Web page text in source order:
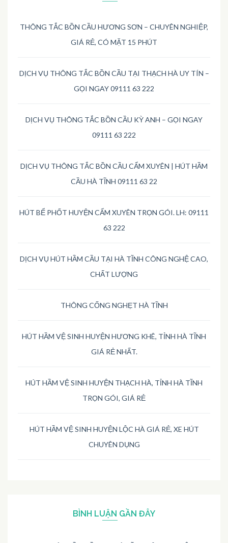
THÔNG TẮC BỒN CẦU HƯƠNG SƠN – CHUYÊN NGHIỆP,
GIÁ RẺ, CÓ MẶT 15 PHÚT
DỊCH VỤ THÔNG TẮC BỒN CẦU TẠI THẠCH HÀ UY TÍN –
GỌI NGAY 09111 63 222
DỊCH VỤ THÔNG TẮC BỒN CẦU KỲ ANH – GỌI NGAY
09111 63 222
DỊCH VỤ THÔNG TẮC BỒN CẦU CẨM XUYÊN | HÚT HẦM
CẦU HÀ TĨNH 09111 63 22
HÚT BỂ PHỐT HUYỆN CẨM XUYÊN TRỌN GÓI. LH: 09111
63 222
DỊCH VỤ HÚT HẦM CẦU TẠI HÀ TĨNH CÔNG NGHỆ CAO,
CHẤT LƯỢNG
THÔNG CỐNG NGHẸT HÀ TĨNH
HÚT HẦM VỆ SINH HUYỆN HƯƠNG KHÊ, TỈNH HÀ TĨNH
GIÁ RẺ NHẤT.
HÚT HẦM VỆ SINH HUYỆN THẠCH HÀ, TỈNH HÀ TĨNH
TRỌN GÓI, GIÁ RẺ
HÚT HẦM VỆ SINH HUYỆN LỘC HÀ GIÁ RẺ, XE HÚT
CHUYÊN DỤNG
BÌNH LUẬN GẦN ĐÂY